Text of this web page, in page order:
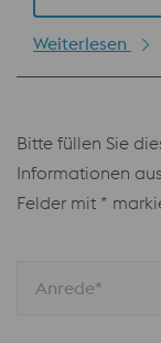
Weiterlesen
Bitte füllen Sie
Informationen
Felder mit *
Anrede*